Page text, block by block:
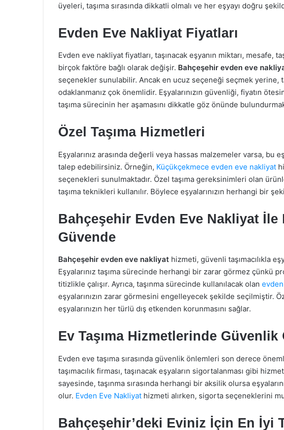
üyeleri, taşıma sırasında dikkatli olmalı ve her eşyayı doğru
Evden Eve Nakliyat Fiyatları
Evden eve nakliyat fiyatları, taşınacak eşyanın miktarı, mesafe,
birçok faktöre bağlı olarak değişir. Bahçeşehir evden eve
seçenekler sunulabilir. Ancak en ucuz seçeneği seçmek yerine,
odaklanmanız çok önemlidir. Eşyalarınızın güvenliği, fiyatın
taşıma sürecinin her aşamasını dikkatle göz önünde
Özel Taşıma Hizmetleri
Eşyalarınız arasında değerli veya hassas malzemeler varsa, bu
talep edebilirsiniz. Örneğin, Küçükçekmece evden eve nakliyat
seçenekleri sunulmaktadır. Özel taşıma gereksinimleri olan
taşıma teknikleri kullanılır. Böylece eşyalarınızın herhangi bir
Bahçeşehir Evden Eve Nakliyat İle
Güvende
Bahçeşehir evden eve nakliyat hizmeti, güvenli taşımacılıkla
Eşyalarınız taşıma sürecinde herhangi bir zarar görmez çünkü
titizlikle çalışır. Ayrıca, taşınma sürecinde kullanılacak olan
eşyalarınızın zarar görmesini engelleyecek şekilde seçilmiştir.
eşyalarınızın her türlü dış etkenden korunmasını sağlar.
Ev Taşıma Hizmetlerinde Güvenlik
Evden eve taşıma sırasında güvenlik önlemleri son derece
taşımacılık firması, taşınacak eşyaların sigortalanması gibi
sayesinde, taşınma sırasında herhangi bir aksilik olursa
olur. Evden Eve Nakliyat hizmeti alırken, sigorta seçeneklerini
Bahçeşehir’deki Eviniz İçin En İyi